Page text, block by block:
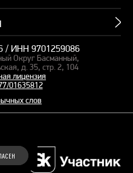
/ ИНН 9701259086
Округ Басманный,
д. 35, стр. 2, 104
лицензия
01635812
слов